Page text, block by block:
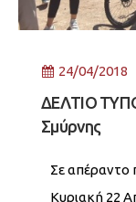
24/04/2018
ΔΕΛΤΙΟ
Σμύρνης
Σε απέραντο
Κυριακή 22